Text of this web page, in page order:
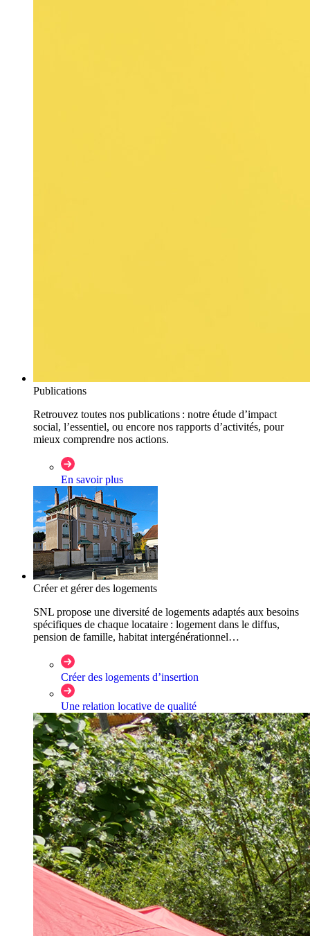
Publications
Retrouvez toutes nos publications : notre étude d’impact
social, l’essentiel, ou encore nos rapports d’activités, pour
mieux comprendre nos actions.
En savoir plus
Créer et gérer des logements
SNL propose une diversité de logements adaptés aux besoins
spécifiques de chaque locataire : logement dans le diffus,
pension de famille, habitat intergénérationnel…
Créer des logements d’insertion
Une relation locative de qualité